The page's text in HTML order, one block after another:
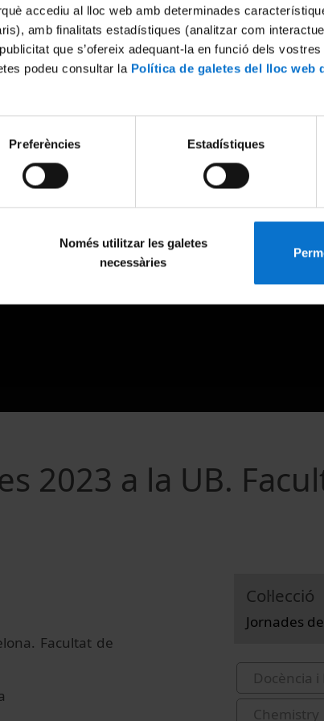
accediu al lloc web amb determinades
amb finalitats estadístiques (analitzar com
que s’ofereix adequant-la en funció dels
podeu consultar la Política de galetes del lloc web
Preferències Estadístiques
Només utilitzar les galetes
necessàries
2023 a la UB.
Facultat de
Col·lecció
Jornades
Docència i
Chemistry